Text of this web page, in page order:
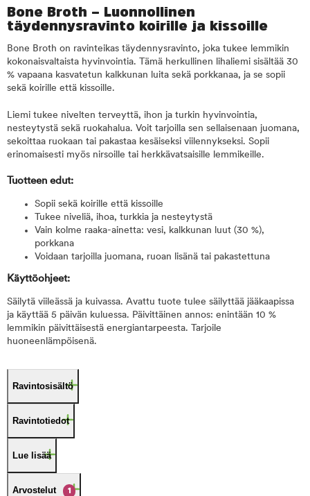
Bone Broth – Luonnollinen
täydennysravinto koirille ja kissoille
Bone Broth on ravinteikas täydennysravinto, joka tukee lemmikin
kokonaisvaltaista hyvinvointia. Tämä herkullinen lihaliemi sisältää 30
% vapaana kasvatetun kalkkunan luita sekä porkkanaa, ja se sopii
sekä koirille että kissoille.
Liemi tukee nivelten terveyttä, ihon ja turkin hyvinvointia,
nesteytystä sekä ruokahalua. Voit tarjoilla sen sellaisenaan juomana,
sekoittaa ruokaan tai pakastaa kesäiseksi viilennykseksi. Sopii
erinomaisesti myös nirsoille tai herkkävatsaisille lemmikeille.
Tuotteen edut:
Sopii sekä koirille että kissoille
Tukee niveliä, ihoa, turkkia ja nesteytystä
Vain kolme raaka-ainetta: vesi, kalkkunan luut (30 %),
porkkana
Voidaan tarjoilla juomana, ruoan lisänä tai pakastettuna
Käyttöohjeet:
Säilytä viileässä ja kuivassa. Avattu tuote tulee säilyttää jääkaapissa
ja käyttää 5 päivän kuluessa. Päivittäinen annos: enintään 10 %
lemmikin päivittäisestä energiantarpeesta. Tarjoile
huoneenlämpöisenä.
Ravintosisältö
Ravintotiedot
Lue lisää
Arvostelut 1